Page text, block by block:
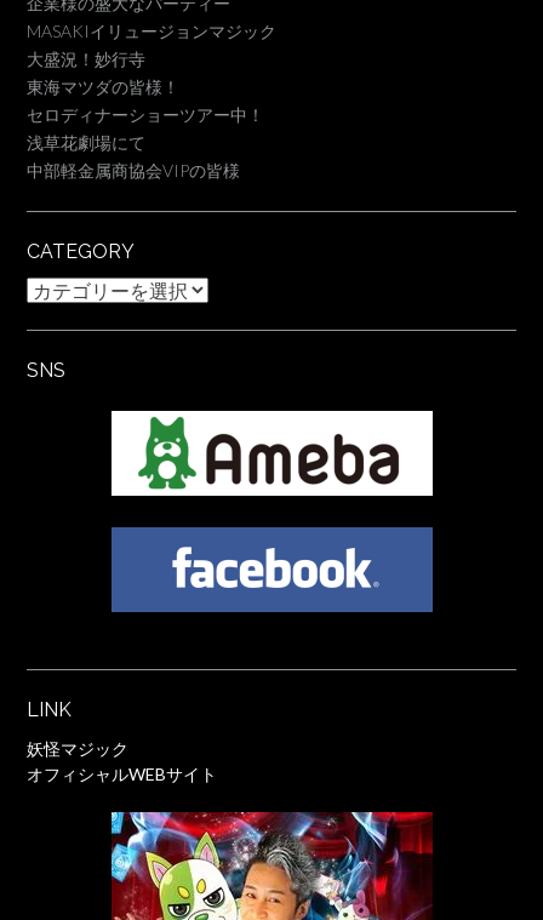
MASAKIイリュージョンマジック
大盛況！妙行寺
東海マツダの皆様！
セロディナーショーツアー中！
浅草花劇場にて
中部軽金属商協会VIPの皆様
CATEGORY
Category
SNS
LINK
妖怪マジック
オフィシャルWEBサイト